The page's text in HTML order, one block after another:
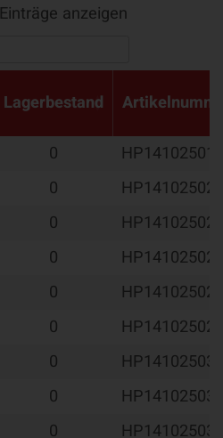
Einträge anzeigen
Lagerbestand
0
0
0
0
0
0
0
0
0